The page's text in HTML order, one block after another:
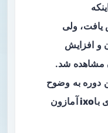
یافت، ولی
و افزایش
مشاهده شد.
دوره به وضوح
باixo آمازون